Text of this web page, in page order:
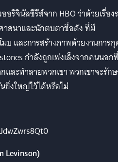
ริจินัลซีรีส์จาก HBO ว่าด้วยเรื่อง
สนาและนักตบตาชื่อดัง ที่มี
บ และการสร้างภาพด้วยงานการ
กำลังถูกเพ่งเล็งจากคนนอก
และทำลายพวกเขา พวกเขาจะรัก
งใหญ่ไว้ได้หรือไม่
Levinson)